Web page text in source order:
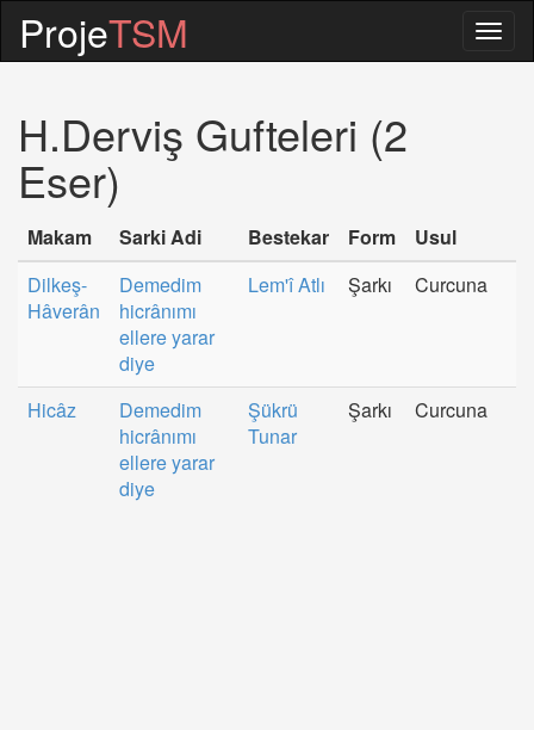
ProjeTSM
H.Derviş Gufteleri (2
Eser)
Makam Sarki Adi Bestekar Form
Usul
Dilkeş-
Hâverân
Demedim
hicrânımı
ellere yarar
diye
Lem'î Atlı Şarkı Curcuna
Hicâz
Demedim
hicrânımı
ellere yarar
diye
Şükrü
Tunar
Şarkı Curcuna